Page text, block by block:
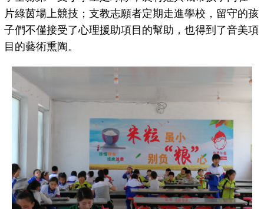
片綠茵場上競技；支教志願者定期走進學校，留守的孩
子們不僅接受了心理援助項目的幫助，也得到了音美項
目的藝術熏陶。